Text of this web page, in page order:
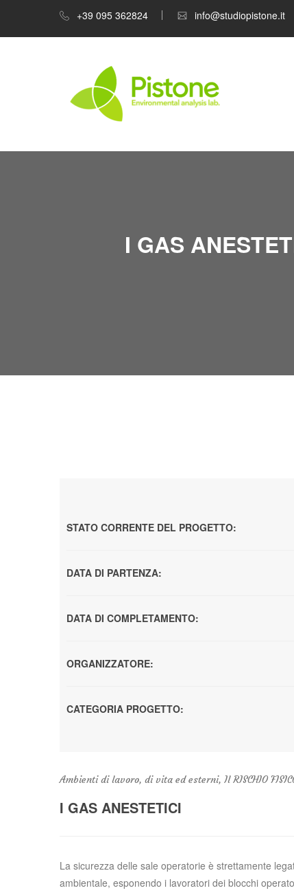
+39 095 362824 info@studiopistone.it
I GAS
STATO CORRENTE DEL PROGETTO:
DATA DI PARTENZA:
DATA DI COMPLETAMENTO:
ORGANIZZATORE:
CATEGORIA PROGETTO:
Ambienti di lavoro, di vita ed esterni, Il RISCHIO
I GAS ANESTETICI
La sicurezza delle sale operatorie è strettamente
ambientale, esponendo i lavoratori dei blocchi